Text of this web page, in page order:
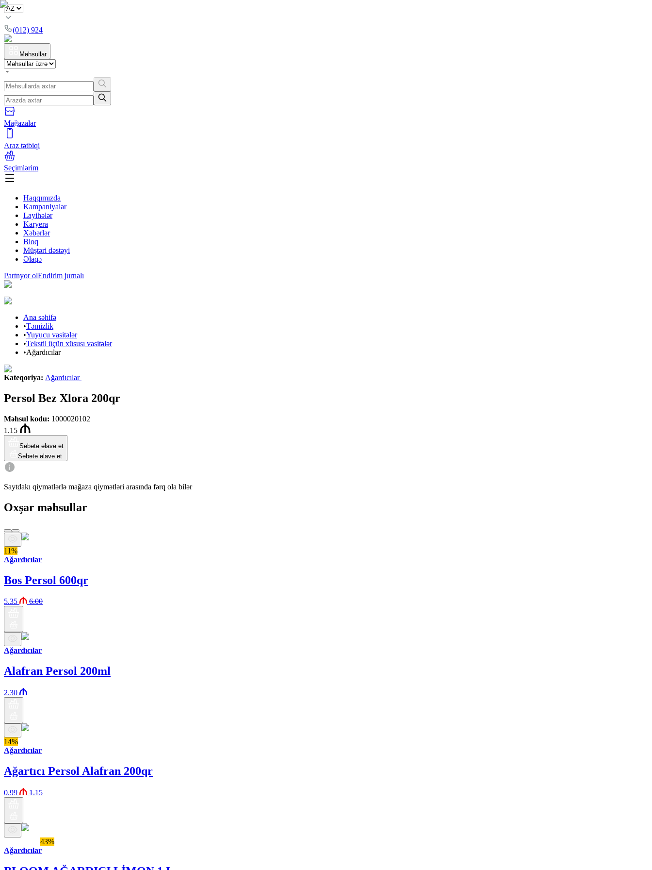
(012) 924
Məhsullar
Mağazalar
Araz tətbiqi
Seçimlərim
Haqqımızda
Kampaniyalar
Layihələr
Karyera
Xəbərlər
Bloq
Müştəri dəstəyi
Əlaqə
Partnyor olEndirim jurnalı
Ana səhifə
•Təmizlik
•Yuyucu vasitələr
•Tekstil üçün xüsusı vasitələr
•Ağardıcılar
Kateqoriya: Ağardıcılar
Persol Bez Xlora 200qr
Məhsul kodu: 1000020102
1.15
Səbətə əlavə et
Səbətə əlavə et
Saytdakı qiymətlərlə mağaza qiymətləri arasında fərq ola bilər
Oxşar məhsullar
11%
Ağardıcılar
Bos Persol 600qr
5.35 6.00
Ağardıcılar
Alafran Persol 200ml
2.30
14%
Ağardıcılar
Ağartıcı Persol Alafran 200qr
0.99 1.15
43%
Ağardıcılar